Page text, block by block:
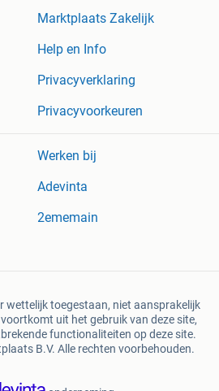
Marktplaats Zakelijk
Help en Info
Privacyverklaring
Privacyvoorkeuren
Werken bij
Adevinta
2ememain
wettelijk toegestaan, niet aansprakelijk
uit het gebruik van deze site,
functionaliteiten op deze site.
B.V. Alle rechten voorbehouden.